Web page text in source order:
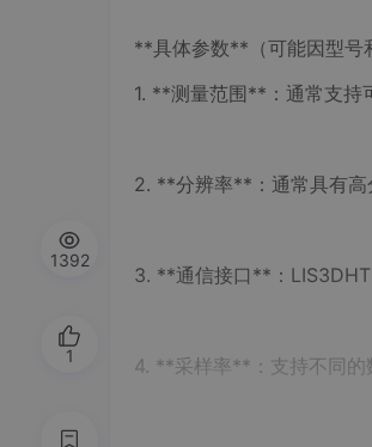
**具体参数**（可能因型号
1. **测量范围**：通常支持
2. **分辨率**：通常具有高
3. **通信接口**：
4. **采样率**：支持不同的
1392
1